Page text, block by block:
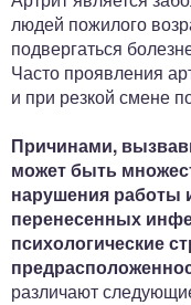
людей пожилого
подвергаться
Часто проявления
и при резкой смене
Причинами,
может быть
нарушения работы
перенесенных
психологические
различают